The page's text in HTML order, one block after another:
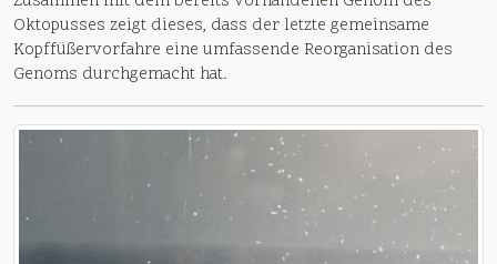
Oktopusses zeigt dieses, dass der letzte gemeinsame
Kopffüßervorfahre eine umfassende Reorganisation des
Genoms durchgemacht hat.